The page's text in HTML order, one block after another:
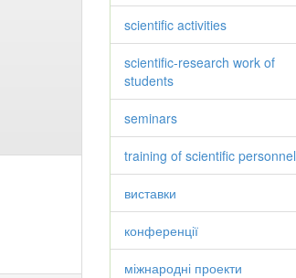
scientific activities
scientific-research work of
students
seminars
training of scientific personnel
виставки
конференції
міжнародні проекти